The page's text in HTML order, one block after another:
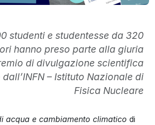
studenti e studentesse da 320
hanno preso parte alla giuria
di divulgazione scientifica
– Istituto Nazionale di
Fisica Nucleare
acqua e cambiamento climatico di